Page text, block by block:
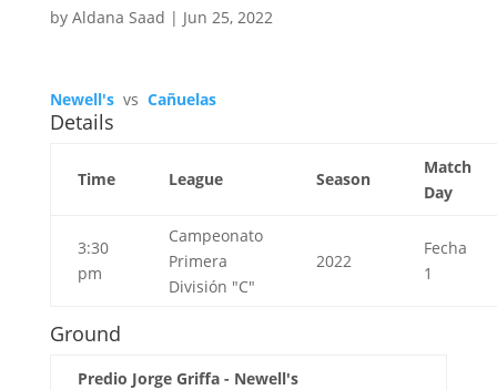
by Aldana Saad | Jun 25, 2022
Newell's vs Cañuelas
Details
Time League Season
Match
Day
3:30
pm
Campeonato
Primera
División "C"
2022
Fecha
1
Ground
Predio Jorge Griffa - Newell's